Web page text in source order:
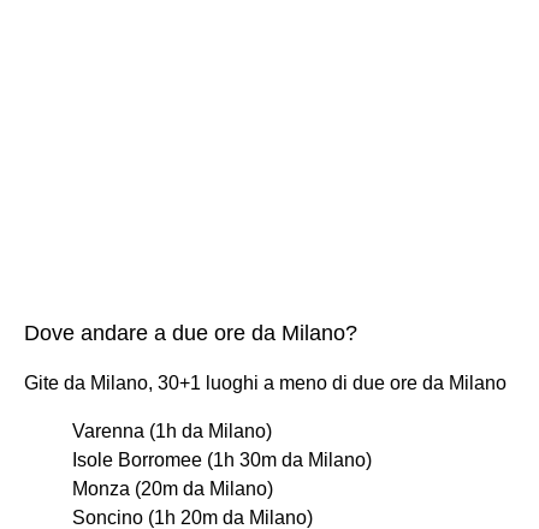
Dove andare a due ore da Milano?
Gite da Milano, 30+1 luoghi a meno di due ore da Milano
Varenna (1h da Milano)
Isole Borromee (1h 30m da Milano)
Monza (20m da Milano)
Soncino (1h 20m da Milano)